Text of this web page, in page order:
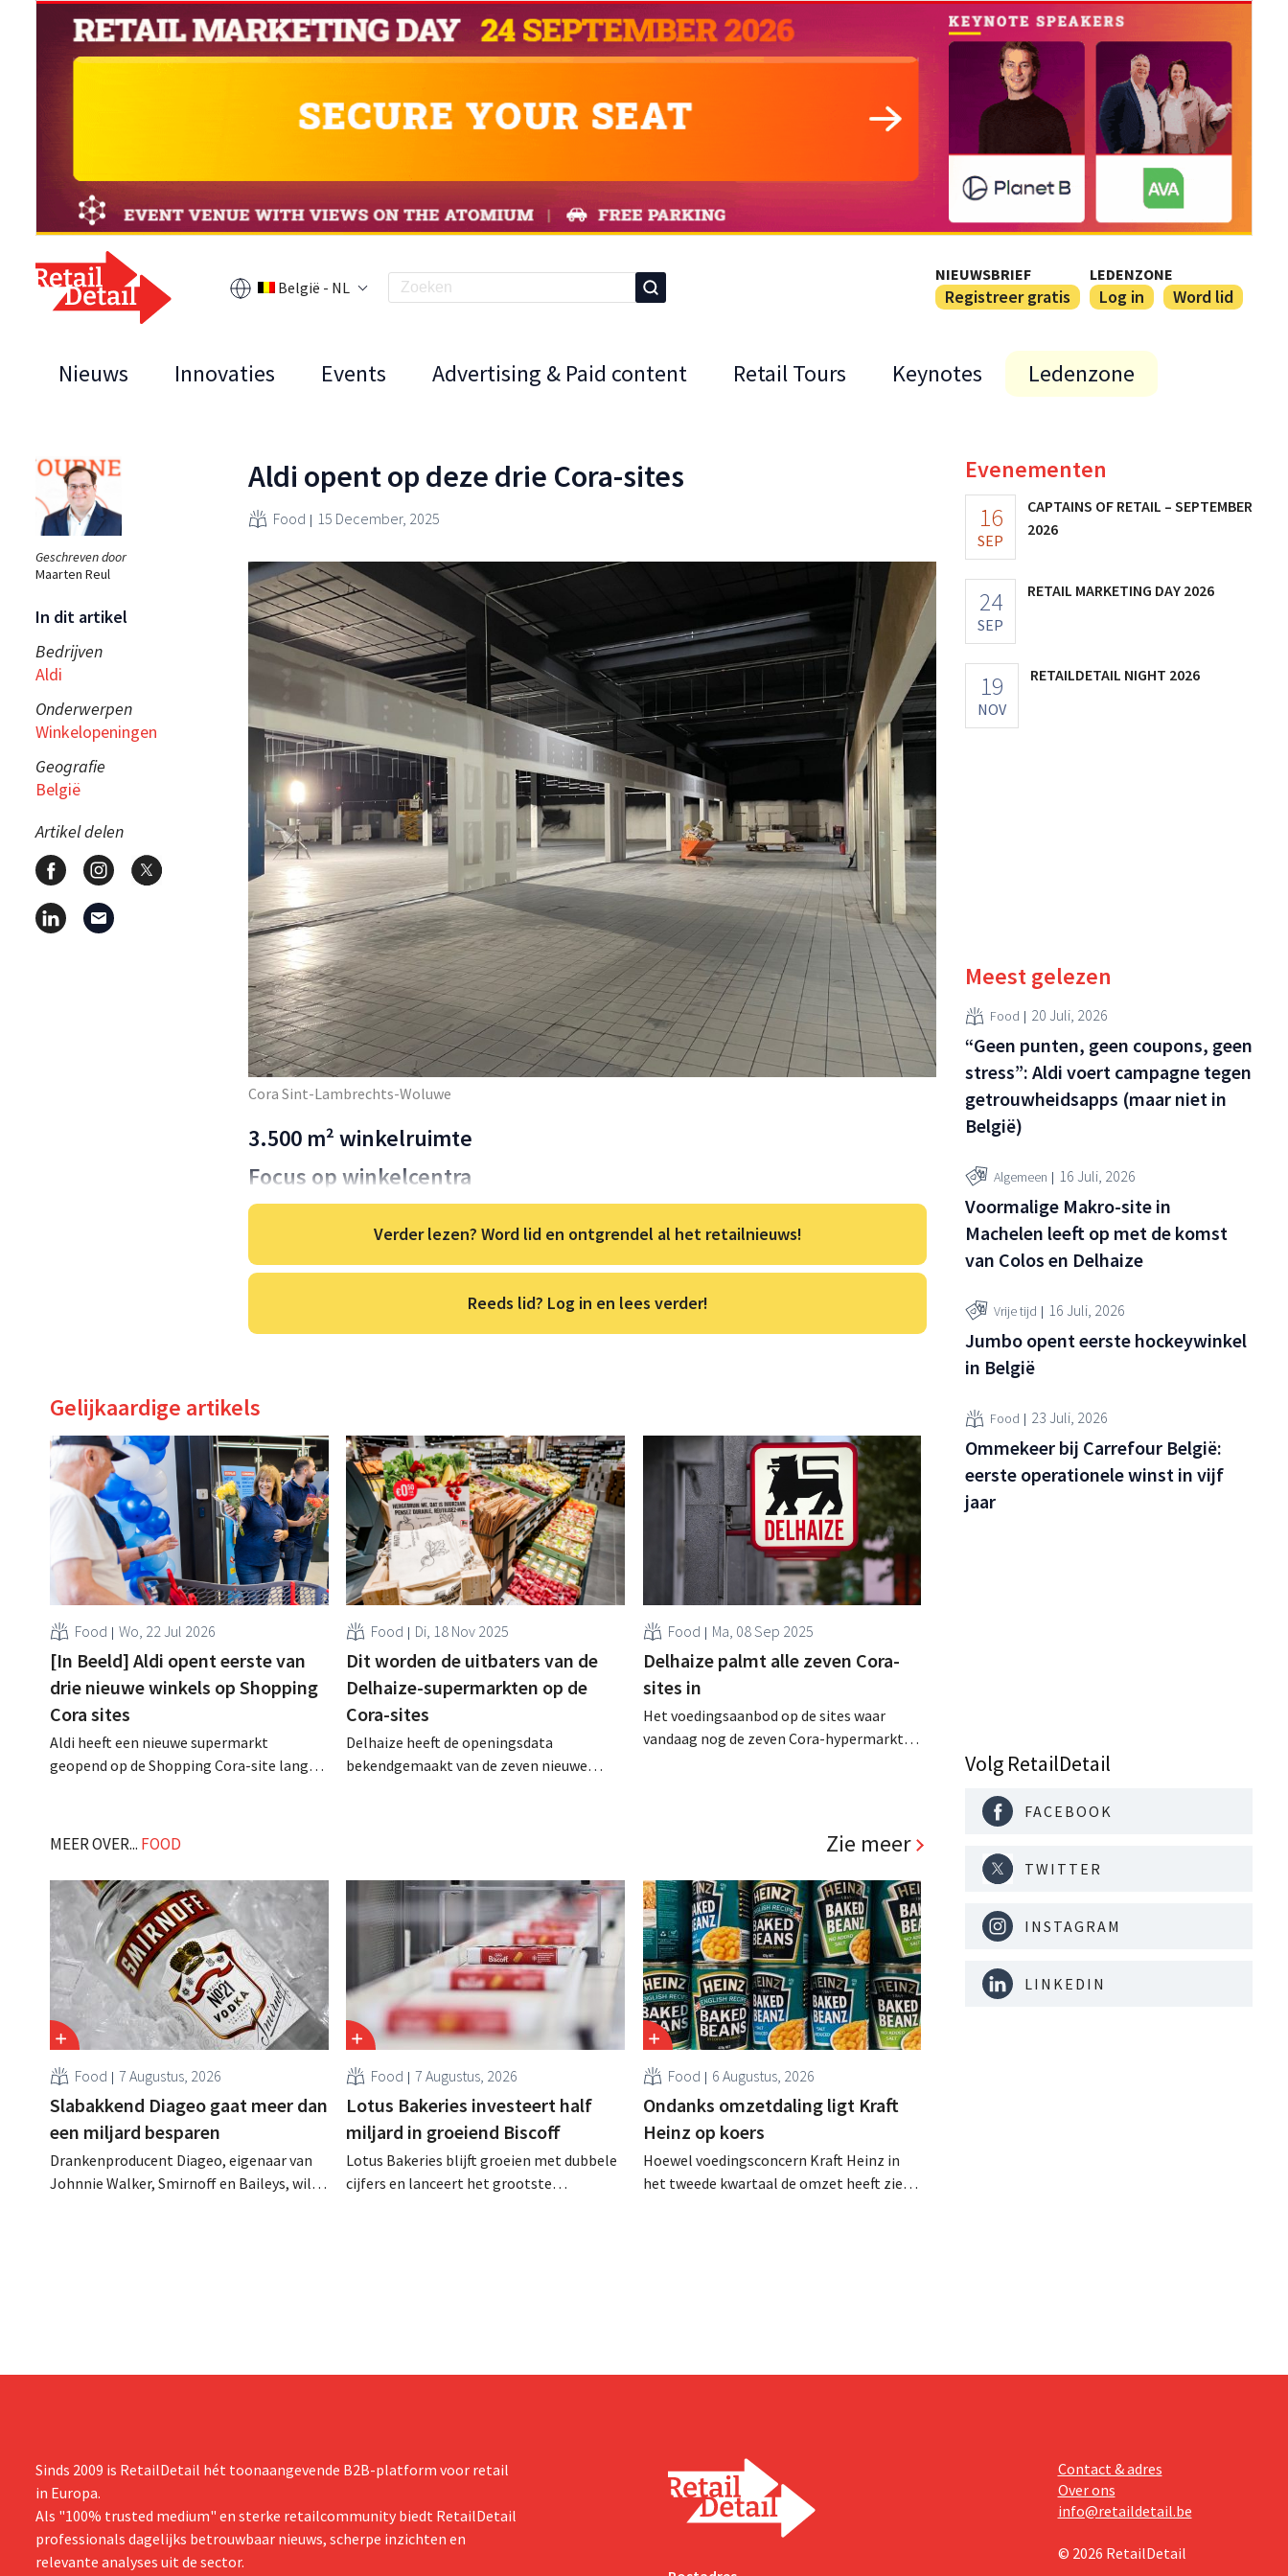
België - NL
NIEUWSBRIEF
Registreer gratis
LEDENZONE
Log in Word lid
Nieuws Innovaties Events Advertising & Paid content Retail Tours Keynotes Ledenzone
Geschreven door
Maarten Reul
In dit artikel
Bedrijven
Aldi
Onderwerpen
Winkelopeningen
Geografie
België
Artikel delen
Aldi opent op deze drie Cora-sites
Food 15 December, 2025
Cora Sint-Lambrechts-Woluwe
3.500 m² winkelruimte
Focus op winkelcentra
Verder lezen? Word lid en ontgrendel al het retailnieuws!
Reeds lid? Log in en lees verder!
Gelijkaardige artikels
Food Wo, 22 Jul 2026
[In Beeld] Aldi opent eerste van
drie nieuwe winkels op Shopping
Cora sites
Aldi heeft een nieuwe supermarkt
geopend op de Shopping Cora-site langs
discounter zal openen op de locaties van
Food Di, 18 Nov 2025
Dit worden de uitbaters van de
Delhaize-supermarkten op de
Cora-sites
Delhaize heeft de openingsdata
bekendgemaakt van de zeven nieuwe
één andere Delhaize beheren. .
Food Ma, 08 Sep 2025
Delhaize palmt alle zeven Cora-
sites in
Het voedingsaanbod op de sites waar
vandaag nog de zeven Cora-hypermarkten
MEER OVER... FOOD Zie meer
Food 7 Augustus, 2026
Slabakkend Diageo gaat meer dan
een miljard besparen
Drankenproducent Diageo, eigenaar van
Johnnie Walker, Smirnoff en Baileys, wil
Food 7 Augustus, 2026
Lotus Bakeries investeert half
miljard in groeiend Biscoff
Lotus Bakeries blijft groeien met dubbele
cijfers en lanceert het grootste
Food 6 Augustus, 2026
Ondanks omzetdaling ligt Kraft
Heinz op koers
Hoewel voedingsconcern Kraft Heinz in
het tweede kwartaal de omzet heeft zien
Evenementen
16
SEP
CAPTAINS OF RETAIL – SEPTEMBER
2026
24
SEP
RETAIL MARKETING DAY 2026
19
NOV
RETAILDETAIL NIGHT 2026
Meest gelezen
Food 20 Juli, 2026
“Geen punten, geen coupons, geen
stress”: Aldi voert campagne tegen
getrouwheidsapps (maar niet in
België)
Algemeen 16 Juli, 2026
Voormalige Makro-site in
Machelen leeft op met de komst
van Colos en Delhaize
Vrije tijd 16 Juli, 2026
Jumbo opent eerste hockeywinkel
in België
Food 23 Juli, 2026
Ommekeer bij Carrefour België:
eerste operationele winst in vijf
jaar
Volg RetailDetail
FACEBOOK
TWITTER
INSTAGRAM
LINKEDIN
Sinds 2009 is RetailDetail hét toonaangevende B2B-platform voor retail
in Europa.
Als "100% trusted medium" en sterke retailcommunity biedt RetailDetail
professionals dagelijks betrouwbaar nieuws, scherpe inzichten en
relevante analyses uit de sector.
Contact & adres
Over ons
info@retaildetail.be
© 2026 RetailDetail